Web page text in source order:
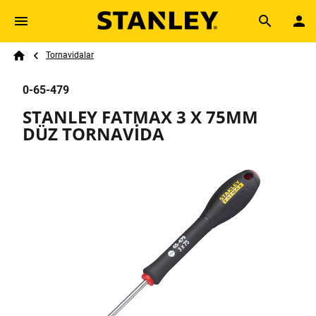
Skip to main content
Search
Breadcrumb
Tornavidalar
0-65-479
STANLEY FATMAX 3 X 75MM
DÜZ TORNAVİDA